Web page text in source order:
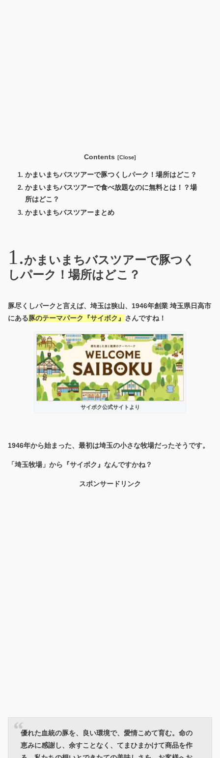
Contents
かまいまちバスツアーで豚つくしパーク！場所はどこ？
かまいまちバスツアーで食べ放題なのに無料とは！？場
所はどこ？
かまいまちバスツアーまとめ
かまいまちバスツアーで豚つく
しパーク！場所はどこ？
豚尽くしパークと言えば、埼玉は狭山、1946年創業 埼玉県日高市
にある豚のテーマパーク『サイボク』 さんですね！
サイボク公式サイトより
1946年から始まった、最初は埼玉の小さな牧場だったそうです。
「埼玉牧場」から『サイボク』なんですかね？
スポンサードリンク
優れた血統の豚を、良い環境で、愛情こめて育む。命の
恵みに感謝し、余すことなく、てまひまかけて商品を作